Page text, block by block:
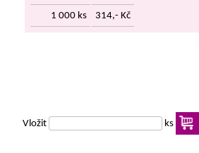
1 000 ks 314,- Kč
Vložit ks